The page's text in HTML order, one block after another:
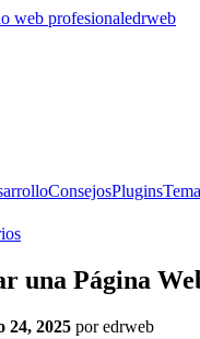
edrweb
ConsejosPlugins
una Página
24, 2025 por edrweb